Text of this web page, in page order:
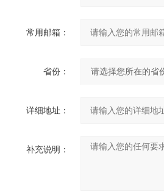
常用邮箱：
省份：
详细地址：
补充说明：